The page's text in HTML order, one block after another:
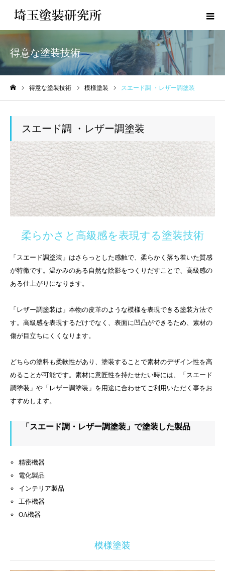
得意な塗装技術
得意な塗装技術 模様塗装 スエード調 ・レザー調塗装
スエード調 ・レザー調塗装
柔らかさと高級感を表現する塗装技術
「スエード調塗装」はさらっとした感触で、柔らかく落ち着いた質感
が特徴です。温かみのある自然な陰影をつくりだすことで、高級感の
ある仕上がりになります。
「レザー調塗装は」本物の皮革のような模様を表現できる塗装方法で
す。高級感を表現するだけでなく、表面に凹凸ができるため、素材の
傷が目立ちにくくなります。
どちらの塗料も柔軟性があり、塗装することで素材のデザイン性を高
めることが可能です。素材に意匠性を持たせたい時には、「スエード
調塗装」や「レザー調塗装」を用途に合わせてご利用いただく事をお
すすめします。
「スエード調・レザー調塗装」で塗装した製品
精密機器
電化製品
インテリア製品
工作機器
OA機器
模様塗装